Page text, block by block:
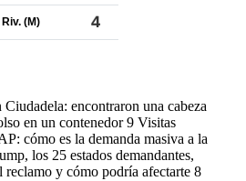
encontraron una cabeza
en un contenedor9 Visitas
cómo es la demanda masiva a la
los 25 estados demandantes,
reclamo y cómo podría afectarte 8